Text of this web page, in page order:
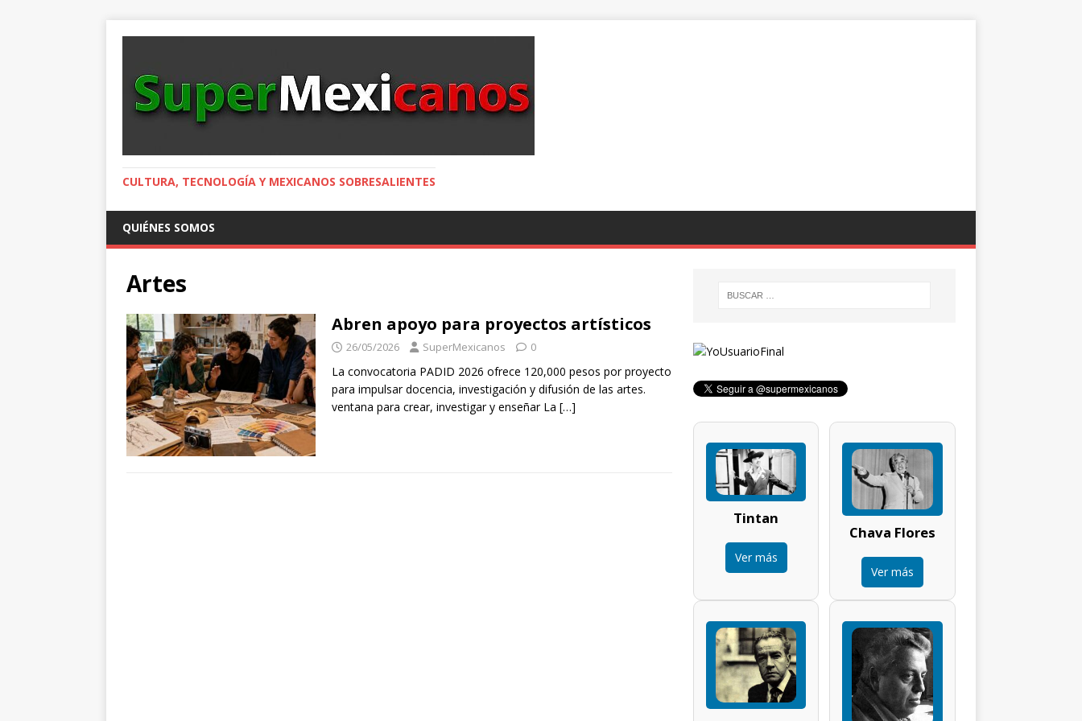
CULTURA, TECNOLOGÍA Y MEXICANOS SOBRESALIENTES
QUIÉNES SOMOS
Artes
Abren apoyo para proyectos artísticos
26/05/2026 SuperMexicanos 0
La convocatoria PADID 2026 ofrece 120,000 pesos por proyecto
para impulsar docencia, investigación y difusión de las artes.
ventana para crear, investigar y enseñar La […]
Tintan
Ver más
Chava Flores
Ver más